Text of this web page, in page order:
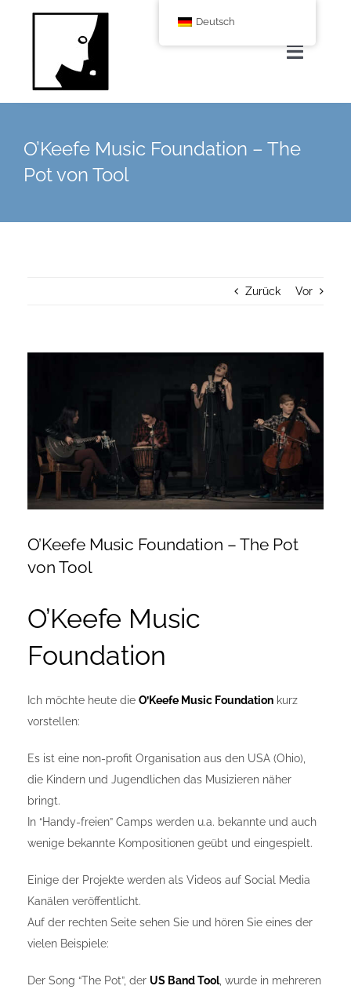
Über uns
Newsletter
Kontakt
O’Keefe Music Foundation – The
Pot von Tool
Zurück Vor
O’Keefe Music Foundation – The Pot
von Tool
O’Keefe Music
Foundation
Ich möchte heute die O’Keefe Music Foundation kurz
vorstellen:
Es ist eine non-profit Organisation aus den USA (Ohio),
die Kindern und Jugendlichen das Musizieren näher
bringt.
In “Handy-freien” Camps werden u.a. bekannte und auch
wenige bekannte Kompositionen geübt und eingespielt.
Einige der Projekte werden als Videos auf Social Media
Kanälen veröffentlicht.
Auf der rechten Seite sehen Sie und hören Sie eines der
vielen Beispiele:
Der Song “The Pot”, der US Band Tool, wurde in mehreren
Deutsch